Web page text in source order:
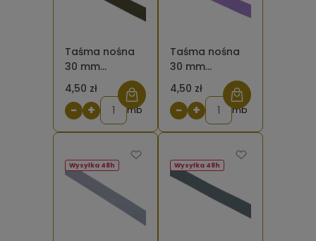
Taśma nośna
30 mm
poliestrowo -
bawełniana
khaki
4,50 zł
− + mb
Taśma nośna
30 mm
poliestrowo -
bawełniana
jasnofioletowa
4,50 zł
− + mb
Wysyłka 48h Wysyłka 48h